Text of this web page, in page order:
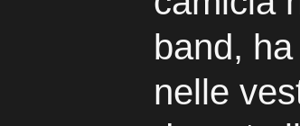
band,
nelle